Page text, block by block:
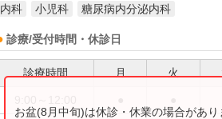
内科 小児科 糖尿病内分泌内科
診療/受付時間・休診日
診療時間 月 火
お盆(8月中旬)は休診・休業の場合があ